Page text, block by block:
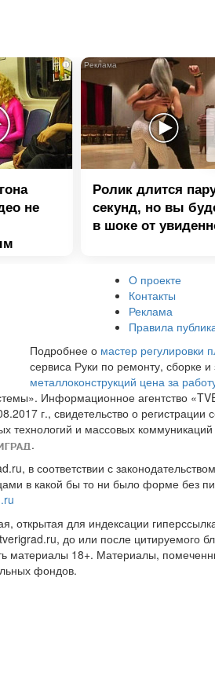
i
не
Ролик длится
секунд, но вы
в шоке от
О проекте
Контакты
Реклама
Правила
Подробнее о мастер регулировки
сервиса Руки по ремонту, сборке
металлоконструкций цена за
Информационное агентство
г., свидетельство о
технологий и массовых
.
в соответствии с
в какой бы то ни было форме без
открытая для индексации
до или после цитируемого
материалы 18+. Материалы,
фондов.